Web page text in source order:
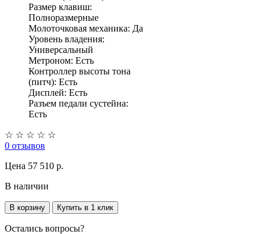
Размер клавиш:
Полноразмерные
Молоточковая механика: Да
Уровень владения:
Универсальный
Метроном: Есть
Контроллер высоты тона
(питч): Есть
Дисплей: Есть
Разъем педали сустейна:
Есть
☆ ☆ ☆ ☆ ☆
0 отзывов
Цена 57 510 p.
В наличии
В корзину Купить в 1 клик
Остались вопросы?